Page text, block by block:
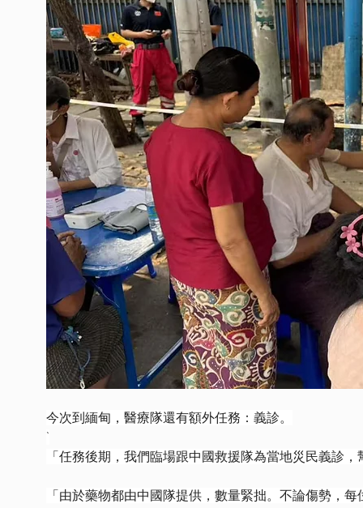
今次到緬甸，醫療隊還有額外任務：義診。
`
「任務後期，我們臨場跟中國救援隊為當地災民義診
「由於藥物都由中國隊提供，數量緊拙。不論傷勢，